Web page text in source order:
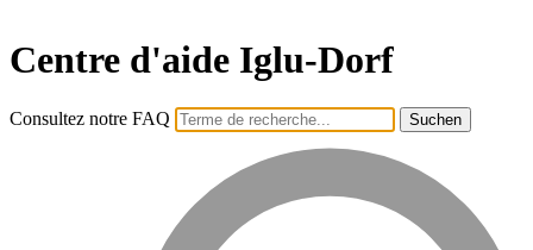
Centre d'aide Iglu-Dorf
Consultez notre FAQ